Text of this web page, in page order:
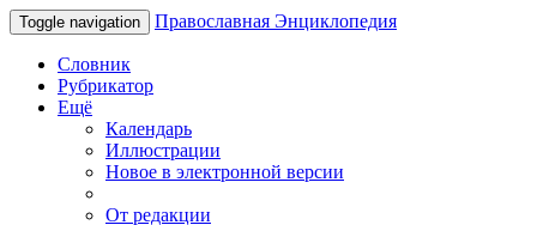
Toggle navigation Православная Энциклопедия
Словник
Рубрикатор
Ещё
Календарь
Иллюстрации
Новое в электронной версии
От редакции